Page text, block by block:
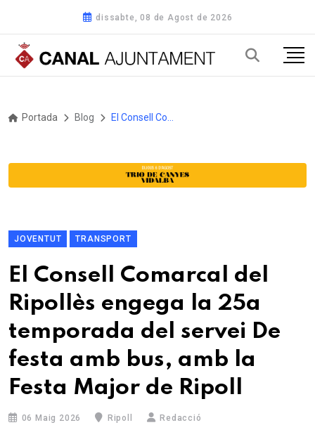
dissabte, 08 de Agost de 2026
Portada Blog
JOVENTUT TRANSPORT
El Consell Comarcal del
Ripollès engega la 25a
temporada del servei De
festa amb bus, amb la
Festa Major de Ripoll
06 Maig 2026 Ripoll Redacció